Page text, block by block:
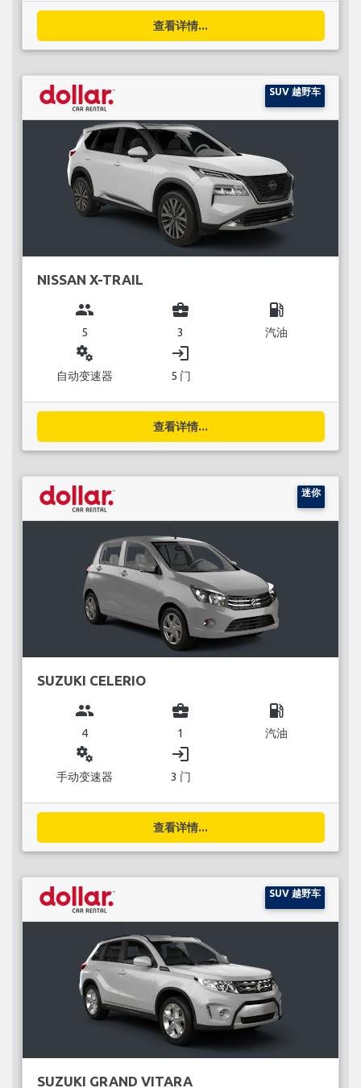
查看详情...
SUV 越野车
NISSAN X-TRAIL
group
5
business_center
3
local_gas_station
汽油
miscellaneous_services
自动变速器
login
5 门
查看详情...
迷你
SUZUKI CELERIO
group
4
business_center
1
local_gas_station
汽油
miscellaneous_services
手动变速器
login
3 门
查看详情...
SUV 越野车
SUZUKI GRAND VITARA